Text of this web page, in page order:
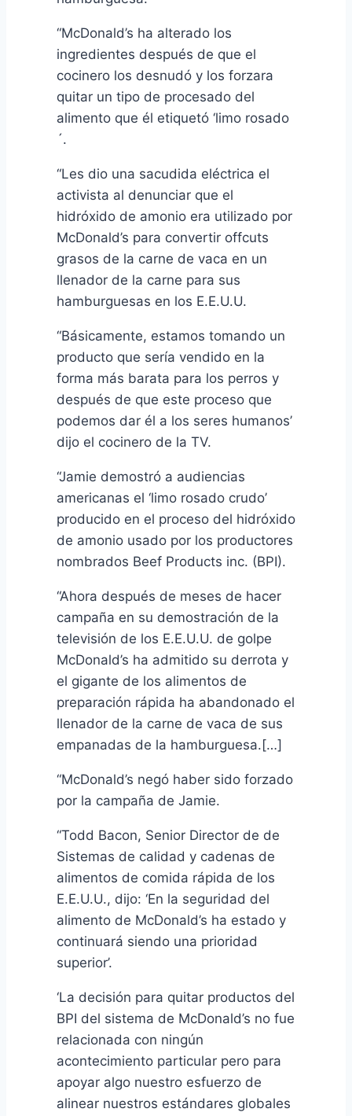
“McDonald’s ha alterado los
ingredientes después de que el
cocinero los desnudó y los forzara
quitar un tipo de procesado del
alimento que él etiquetó ‘limo rosado
´.
“Les dio una sacudida eléctrica el
activista al denunciar que el
hidróxido de amonio era utilizado por
McDonald’s para convertir offcuts
grasos de la carne de vaca en un
llenador de la carne para sus
hamburguesas en los E.E.U.U.
“Básicamente, estamos tomando un
producto que sería vendido en la
forma más barata para los perros y
después de que este proceso que
podemos dar él a los seres humanos’
dijo el cocinero de la TV.
“Jamie demostró a audiencias
americanas el ‘limo rosado crudo’
producido en el proceso del hidróxido
de amonio usado por los productores
nombrados Beef Products inc. (BPI).
“Ahora después de meses de hacer
campaña en su demostración de la
televisión de los E.E.U.U. de golpe
McDonald’s ha admitido su derrota y
el gigante de los alimentos de
preparación rápida ha abandonado el
llenador de la carne de vaca de sus
empanadas de la hamburguesa.[…]
“McDonald’s negó haber sido forzado
por la campaña de Jamie.
“Todd Bacon, Senior Director de de
Sistemas de calidad y cadenas de
alimentos de comida rápida de los
E.E.U.U., dijo: ‘En la seguridad del
alimento de McDonald’s ha estado y
continuará siendo una prioridad
superior’.
‘La decisión para quitar productos del
BPI del sistema de McDonald’s no fue
relacionada con ningún
acontecimiento particular pero para
apoyar algo nuestro esfuerzo de
alinear nuestros estándares globales